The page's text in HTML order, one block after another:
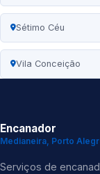
Sétimo Céu
Vila Conceição
Encanador
Medianeira, Porto
Serviços de